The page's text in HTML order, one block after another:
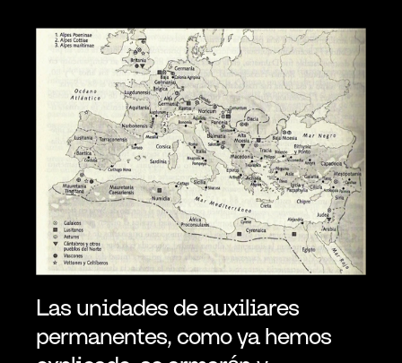
Las unidades de auxiliares
permanentes, como ya hemos